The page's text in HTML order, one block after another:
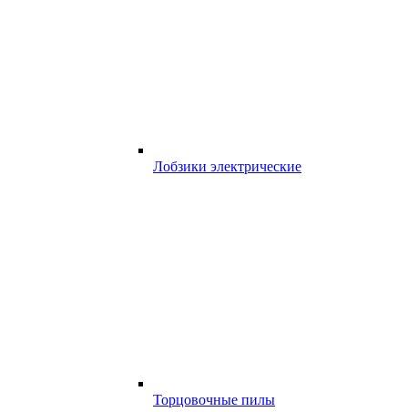
Лобзики электрические
Торцовочные пилы